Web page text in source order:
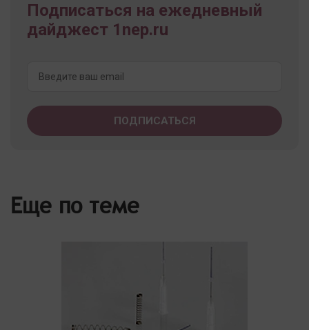
Подписаться на ежедневный
дайджест 1nep.ru
Еще по теме